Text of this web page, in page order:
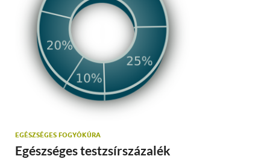
EGÉSZSÉGES FOGYÓKÚRA
Egészséges testzsírszázalék